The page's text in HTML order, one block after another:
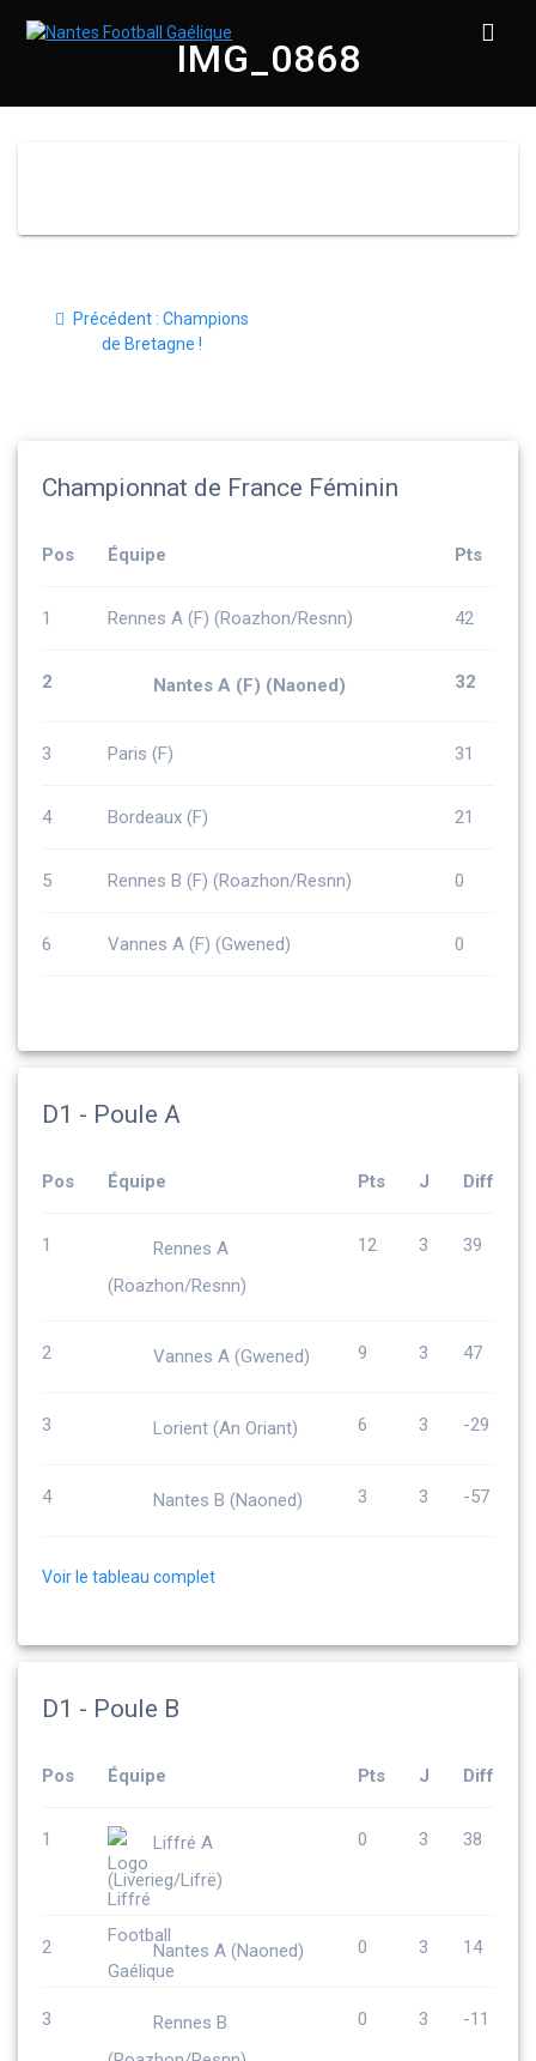
content
IMG_0868
Précédent : Article
précédent
Champions
de Bretagne !
Championnat de France Féminin
Pos Équipe Pts
1 Rennes A (F) (Roazhon/Resnn) 42
2 Nantes A (F) (Naoned) 32
3 Paris (F) 31
4 Bordeaux (F) 21
5 Rennes B (F) (Roazhon/Resnn) 0
6 Vannes A (F) (Gwened) 0
D1 - Poule A
Pos Équipe Pts J Diff
1
Rennes A
(Roazhon/Resnn)
12 3 39
2 Vannes A (Gwened) 9 3 47
3 Lorient (An Oriant) 6 3 -29
4 Nantes B (Naoned) 3 3 -57
Voir le tableau complet
D1 - Poule B
Pos Équipe Pts J Diff
1
Liffré A
(Liverieg/Lifrë)
0 3 38
2 Nantes A (Naoned) 0 3 14
3
Rennes B
0 3 -11